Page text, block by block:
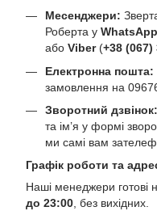
Месенджери:
Роберта у WhatsApp
або Viber(+38 (067)
Електронна пошта:
замовлення на
Зворотний дзвінок:
та ім’я у формі
ми самі вам
Графік роботи та
Наші менеджери готові
до 23:00, без вихідних.